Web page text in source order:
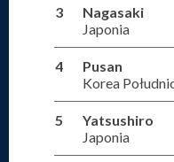
3
Nagasaki
Japonia
4
Pusan
Korea
5
Yatsushiro
Japonia